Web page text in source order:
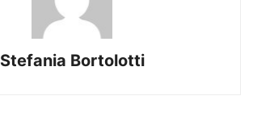
Stefania Bortolotti